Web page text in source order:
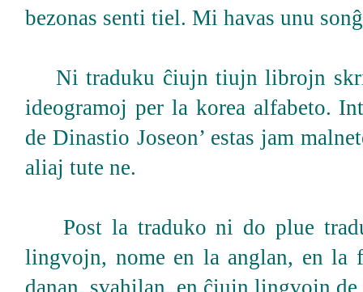
bezonas senti tiel. Mi havas unu
Ni traduku ĉiujn tiujn librojn
ideogramoj per la korea alfabeto.
de Dinastio Joseon’ estas jam
aliaj tute ne.
Post la traduko ni do plue
lingvojn, nome en la anglan, en la
danan, svahilan, en ĉiujn lingvojn